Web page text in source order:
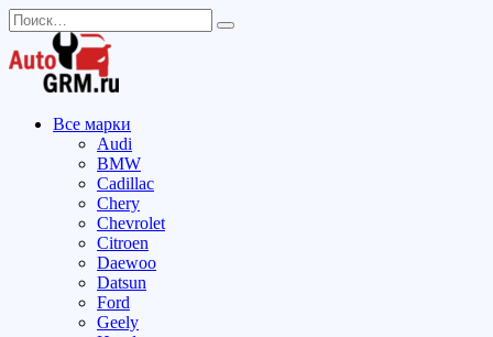
Перейти
к
содержанию
Search
for:
Все марки
Audi
BMW
Cadillac
Chery
Chevrolet
Citroen
Daewoo
Datsun
Ford
Geely